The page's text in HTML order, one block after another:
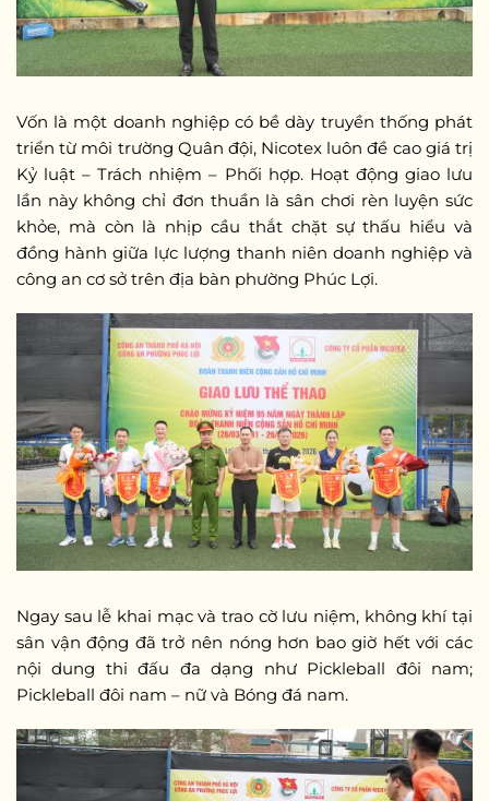
Vốn là một doanh nghiệp có bề dày truyền thống phát
triển từ môi trường Quân đội, Nicotex luôn đề cao giá trị
Kỷ luật – Trách nhiệm – Phối hợp. Hoạt động giao lưu
lần này không chỉ đơn thuần là sân chơi rèn luyện sức
khỏe, mà còn là nhịp cầu thắt chặt sự thấu hiểu và
đồng hành giữa lực lượng thanh niên doanh nghiệp và
công an cơ sở trên địa bàn phường Phúc Lợi.
Ngay sau lễ khai mạc và trao cờ lưu niệm, không khí tại
sân vận động đã trở nên nóng hơn bao giờ hết với các
nội dung thi đấu đa dạng như Pickleball đôi nam;
Pickleball đôi nam – nữ và Bóng đá nam.